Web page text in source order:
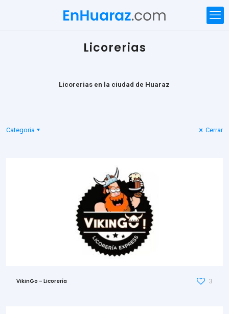
Licorerias
Licorerias en la ciudad de Huaraz
Categoria Cerrar
VikinGo – Licorería 3